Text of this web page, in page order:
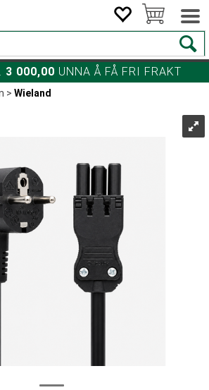
3 000,00 UNNA Å FÅ FRI FRAKT
>Wieland